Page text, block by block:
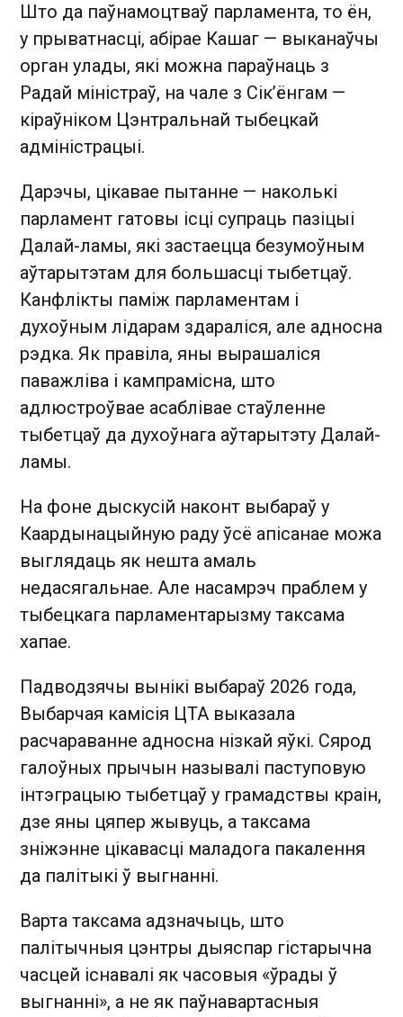
Што да паўнамоцтваў парламента, то ён,
у прыватнасці, абірае Кашаг — выканаўчы
орган улады, які можна параўнаць з
Радай міністраў, на чале з Сік’ёнгам —
кіраўніком Цэнтральнай тыбецкай
адміністрацыі.
Дарэчы, цікавае пытанне — наколькі
парламент гатовы ісці супраць пазіцыі
Далай-ламы, які застаецца безумоўным
аўтарытэтам для большасці тыбетцаў.
Канфлікты паміж парламентам і
духоўным лідарам здараліся, але адносна
рэдка. Як правіла, яны вырашаліся
паважліва і кампрамісна, што
адлюстроўвае асаблівае стаўленне
тыбетцаў да духоўнага аўтарытэту Далай-
ламы.
На фоне дыскусій наконт выбараў у
Каардынацыйную раду ўсё апісанае можа
выглядаць як нешта амаль
недасягальнае. Але насамрэч праблем у
тыбецкага парламентарызму таксама
хапае.
Падводзячы вынікі выбараў 2026 года,
Выбарчая камісія ЦТА выказала
расчараванне адносна нізкай яўкі. Сярод
галоўных прычын называлі паступовую
інтэграцыю тыбетцаў у грамадствы краін,
дзе яны цяпер жывуць, а таксама
зніжэнне цікавасці маладога пакалення
да палітыкі ў выгнанні.
Варта таксама адзначыць, што
палітычныя цэнтры дыяспар гістарычна
часцей існавалі як часовыя «ўрады ў
выгнанні», а не як паўнавартасныя